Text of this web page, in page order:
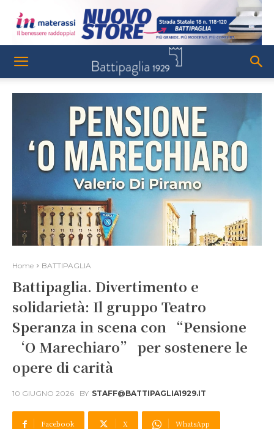
Home BATTIPAGLIA
Battipaglia. Divertimento e
solidarietà: Il gruppo Teatro
Speranza in scena con “Pensione
‘O Marechiaro” per sostenere le
opere di carità
10 GIUGNO 2026 BY STAFF@BATTIPAGLIA1929.IT
Facebook X WhatsApp